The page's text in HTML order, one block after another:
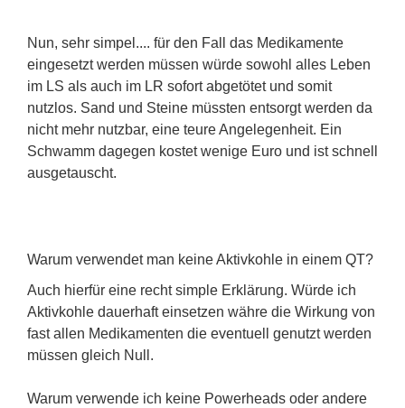
Nun, sehr simpel.... für den Fall das Medikamente
eingesetzt werden müssen würde sowohl alles Leben
im LS als auch im LR sofort abgetötet und somit
nutzlos. Sand und Steine müssten entsorgt werden da
nicht mehr nutzbar, eine teure Angelegenheit. Ein
Schwamm dagegen kostet wenige Euro und ist schnell
ausgetauscht.
Warum verwendet man keine Aktivkohle in einem QT?
Auch hierfür eine recht simple Erklärung. Würde ich
Aktivkohle dauerhaft einsetzen währe die Wirkung von
fast allen Medikamenten die eventuell genutzt werden
müssen gleich Null.
Warum verwende ich keine Powerheads oder andere